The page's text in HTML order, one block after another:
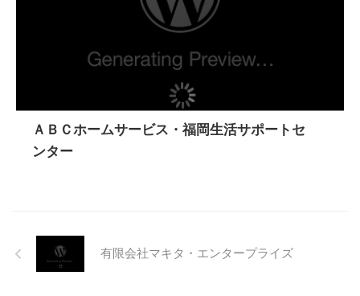
ＡＢＣホームサービス・福岡生活サポートセ
ンター
有限会社マキタ・エンタープライズ